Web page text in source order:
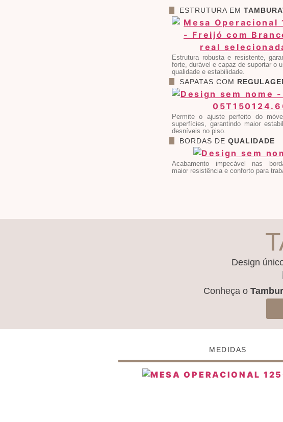
ESTRUTURA EM
Estrutura robusta e resistente,
forte, durável e capaz de suportar o
qualidade e estabilidade.
SAPATAS COM
Permite o ajuste perfeito do
superfícies, garantindo maior
desníveis no piso.
BORDAS DE QUALIDADE
Acabamento impecável nas
maior resistência e conforto para
Design
Conheça o
MEDIDAS